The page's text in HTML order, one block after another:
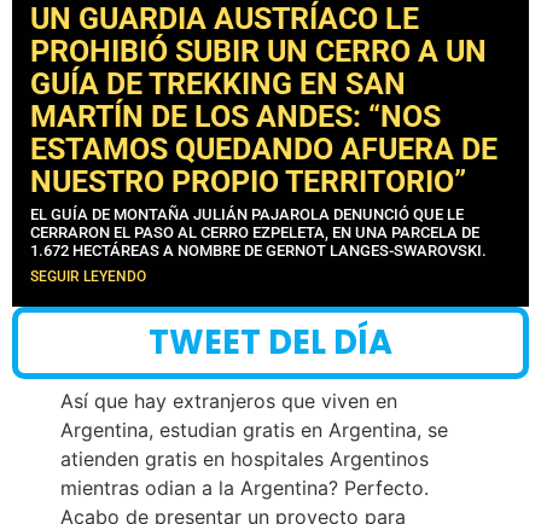
UN GUARDIA AUSTRÍACO LE
PROHIBIÓ SUBIR UN CERRO A UN
GUÍA DE TREKKING EN SAN
MARTÍN DE LOS ANDES: “NOS
ESTAMOS QUEDANDO AFUERA DE
NUESTRO PROPIO TERRITORIO”
EL GUÍA DE MONTAÑA JULIÁN PAJAROLA DENUNCIÓ QUE LE
CERRARON EL PASO AL CERRO EZPELETA, EN UNA PARCELA DE
1.672 HECTÁREAS A NOMBRE DE GERNOT LANGES-SWAROVSKI.
SEGUIR LEYENDO
TWEET DEL DÍA
Así que hay extranjeros que viven en
Argentina, estudian gratis en Argentina, se
atienden gratis en hospitales Argentinos
mientras odian a la Argentina? Perfecto.
Acabo de presentar un proyecto para